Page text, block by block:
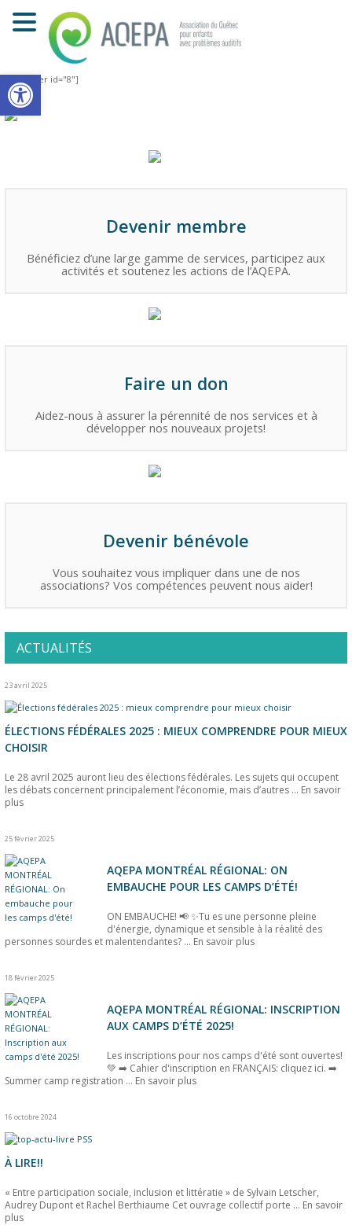
[layerslider id="8"]
Devenir membre
Bénéficiez d’une large gamme de services, participez aux
activités et soutenez les actions de l’AQEPA.
Faire un don
Aidez-nous à assurer la pérennité de nos services et à
développer nos nouveaux projets!
Devenir bénévole
Vous souhaitez vous impliquer dans une de nos
associations? Vos compétences peuvent nous aider!
ACTUALITÉS
23 avril 2025
ÉLECTIONS FÉDÉRALES 2025 : MIEUX COMPRENDRE POUR MIEUX
CHOISIR
Le 28 avril 2025 auront lieu des élections fédérales. Les sujets qui occupent
les débats concernent principalement l’économie, mais d’autres ... En savoir
plus
25 février 2025
AQEPA MONTRÉAL RÉGIONAL: ON
EMBAUCHE POUR LES CAMPS D’ÉTÉ!
ON EMBAUCHE! 📢 ✨Tu es une personne pleine
d'énergie, dynamique et sensible à la réalité des
personnes sourdes et malentendantes? ... En savoir plus
18 février 2025
AQEPA MONTRÉAL RÉGIONAL: INSCRIPTION
AUX CAMPS D’ÉTÉ 2025!
Les inscriptions pour nos camps d'été sont ouvertes!
💚 ➡️ Cahier d'inscription en FRANÇAIS: cliquez ici. ➡️
Summer camp registration ... En savoir plus
16 octobre 2024
À LIRE!!
« Entre participation sociale, inclusion et littératie » de Sylvain Letscher,
Audrey Dupont et Rachel Berthiaume Cet ouvrage collectif porte ... En savoir
plus
Ouvrir la barre d’outils